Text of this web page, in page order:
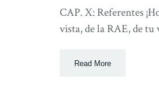
CAP. X: Referentes
vista, de la RAE, de
Read More